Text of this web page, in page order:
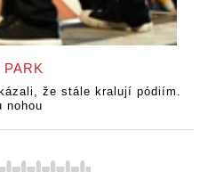
že stále kralují pódiím.
nohou